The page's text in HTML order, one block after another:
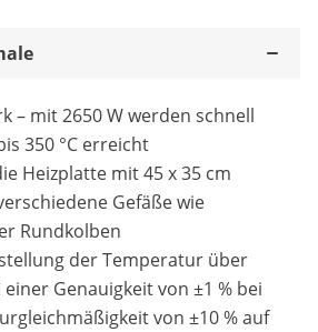
– mit 2650 W werden schnell
350 °C erreicht
Heizplatte mit 45 x 35 cm
Gefäße wie
Rundkolben
der Temperatur über
einer Genauigkeit von ±1 % bei
von ±10 % auf